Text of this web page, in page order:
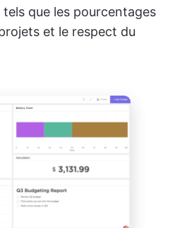
que les pourcentages
et le respect du